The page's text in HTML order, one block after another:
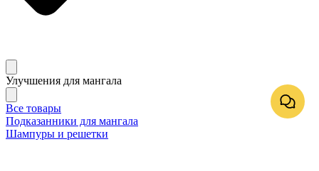
Улучшения для мангала
Все товары
Подказанники для мангала
Шампуры и решетки